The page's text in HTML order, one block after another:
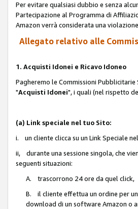
Per evitare qualsiasi dubbio e senza
Partecipazione al Programma di
Amazon verrà considerata una
Allegato relativo alle
1. Acquisti Idonei e Ricavo Idoneo
Pagheremo le Commissioni
"Acquisti Idonei", i quali (nel rispetto
(a) Link speciale nel tuo Sito:
i. un cliente clicca su un Link Speciale
ii, durante una sessione singola, che
seguenti situazioni:
A. trascorrono 24 ore da quel click,
B. il cliente effettua un ordine per
download di un software Amazon o